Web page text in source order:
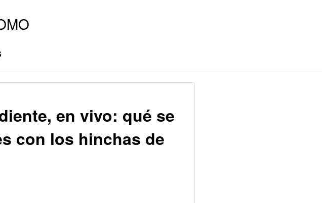
en vivo: qué se
con los hinchas de